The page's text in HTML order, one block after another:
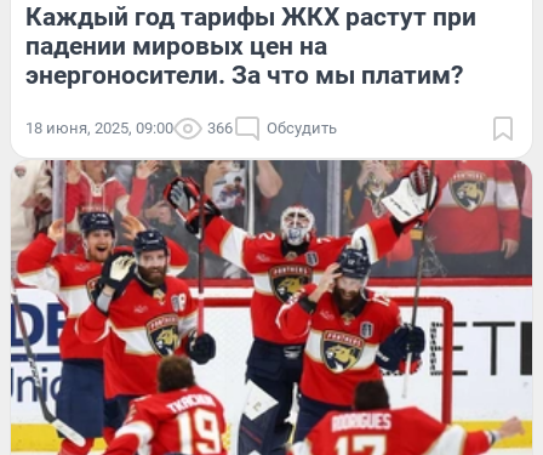
Каждый год тарифы ЖКХ растут при
падении мировых цен на
энергоносители. За что мы платим?
18 июня, 2025, 09:00 366 Обсудить